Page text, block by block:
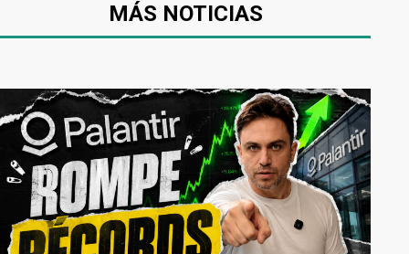
MÁS NOTICIAS